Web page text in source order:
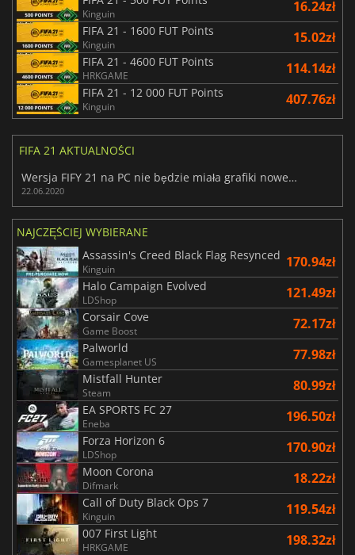
Kinguin 16.24zł
FIFA 21 - 1600 FUT Points
Kinguin 15.02zł
FIFA 21 - 4600 FUT Points
HRKGAME 114.14zł
FIFA 21 - 12 000 FUT Points
Kinguin 407.76zł
FIFA 21 AKTUALNOŚCI
Wersja FIFY 21 na PC nie będzie miała grafiki nowej generacji
22.06.2020
NAJCZĘŚCIEJ WYBIERANE
Assassin's Creed Black Flag Resynced
Kinguin 170.94zł
Halo Campaign Evolved
LDShop 121.49zł
Corsair Cove
Game Boost 72.17zł
Palworld
Gamesplanet US 77.98zł
Mistfall Hunter
Steam 80.99zł
EA SPORTS FC 27
Eneba 196.50zł
Forza Horizon 6
LDShop 170.90zł
Moon Corona
Difmark 18.22zł
Call of Duty Black Ops 7
Kinguin 119.54zł
007 First Light
HRKGAME 198.32zł